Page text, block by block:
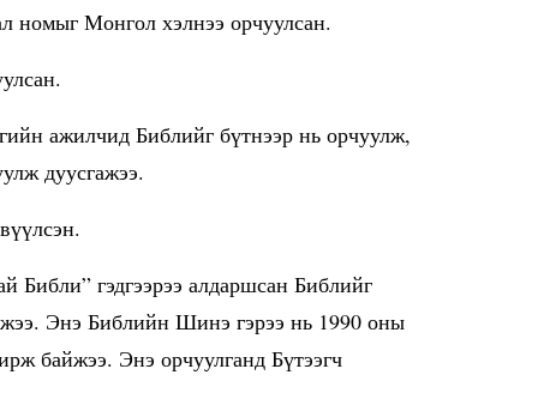
Монгол хэлнээ орчуулсан.
ажилчид Библийг бүтнээр нь орчуулж,
дуусгажээ.
Библи” гэдгээрээ алдаршсан Библийг
Энэ Библийн Шинэ гэрээ нь 1990 оны
байжээ. Энэ орчуулганд Бүтээгч